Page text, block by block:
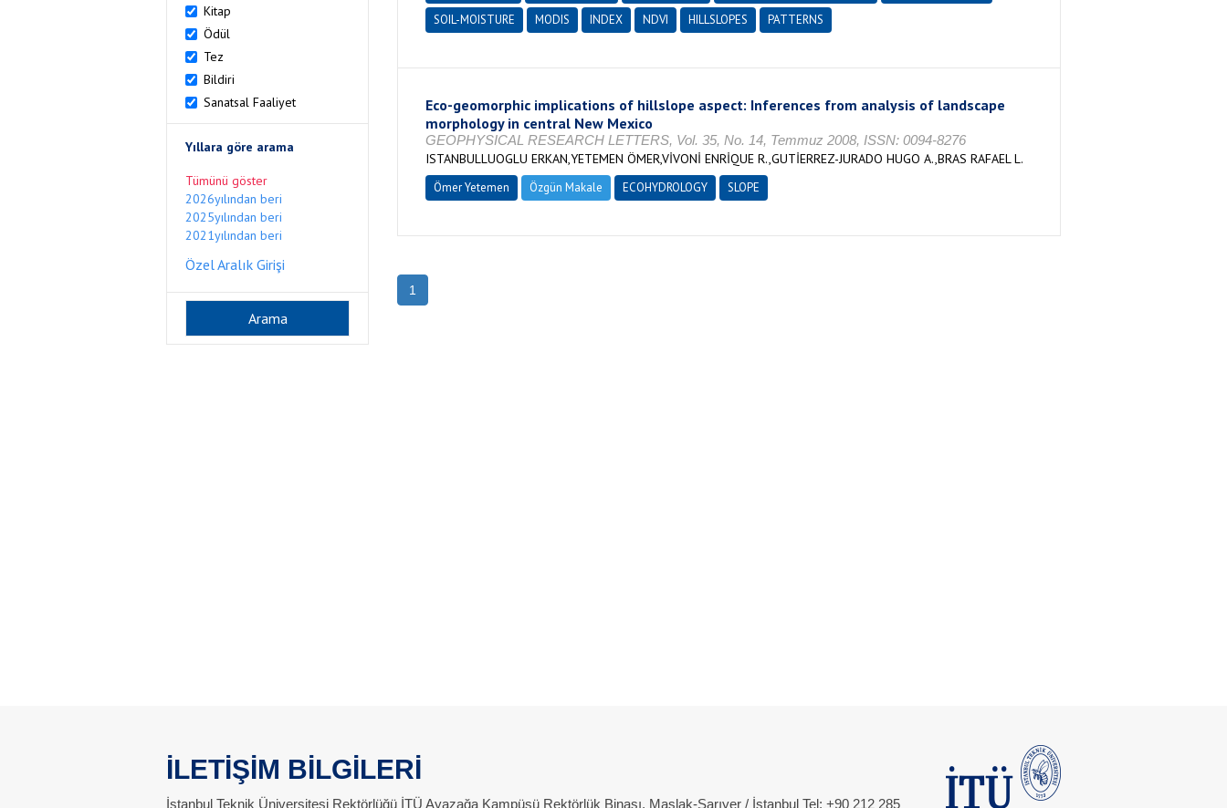
Kitap
Ödül
Tez
Bildiri
Sanatsal Faaliyet
Yıllara göre arama
Tümünü göster
2026yılından beri
2025yılından beri
2021yılından beri
Özel Aralık Girişi
SOIL-MOISTURE
MODIS INDEX NDVI HILLSLOPES PATTERNS
Eco-geomorphic implications of hillslope aspect: Inferences from analysis of landscape
morphology in central New Mexico
GEOPHYSICAL RESEARCH LETTERS, Vol. 35, No. 14, Temmuz 2008, ISSN: 0094-8276
ISTANBULLUOGLU ERKAN,YETEMEN ÖMER,VİVONİ ENRİQUE R.,GUTİERREZ-JURADO HUGO A.,BRAS RAFAEL L.
Ömer Yetemen Özgün Makale ECOHYDROLOGY SLOPE
1
İLETİŞİM BİLGİLERİ
İstanbul Teknik Üniversitesi Rektörlüğü İTÜ Ayazağa Kampüsü Rektörlük Binası, Maslak-Sarıyer / İstanbul Tel: +90 212 285